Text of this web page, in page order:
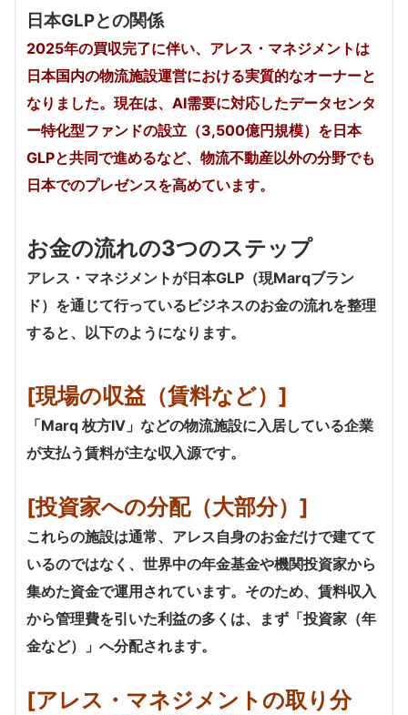
日本GLPとの関係
2025年の買収完了に伴い、アレス・マネジメントは
日本国内の物流施設運営における実質的なオーナーと
なりました。現在は、AI需要に対応したデータセンタ
ー特化型ファンドの設立（3,500億円規模）を日本
GLPと共同で進めるなど、物流不動産以外の分野でも
日本でのプレゼンスを高めています。
お金の流れの3つのステップ
アレス・マネジメントが日本GLP（現Marqブラン
ド）を通じて行っているビジネスのお金の流れを整理
すると、以下のようになります。
[現場の収益（賃料など）]
「Marq 枚方IV」などの物流施設に入居している企業
が支払う賃料が主な収入源です。
[投資家への分配（大部分）]
これらの施設は通常、アレス自身のお金だけで建てて
いるのではなく、世界中の年金基金や機関投資家から
集めた資金で運用されています。そのため、賃料収入
から管理費を引いた利益の多くは、まず「投資家（年
金など）」へ分配されます。
[アレス・マネジメントの取り分